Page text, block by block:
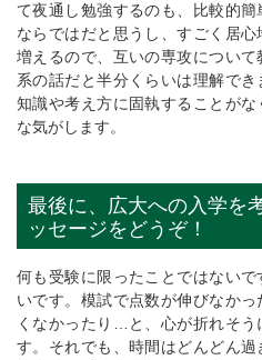
て夜通し勉強するのも、比較的
ならではだと思うし、すごく居
増えるので、互いの専攻につい
系の話だと半分くらいは理解で
知識や考え方に固執することが
な気がします。
最後に、広大への入学を
ッセージをどうぞ！
何も受験に限ったことではない
いです。模試で点数が伸びなか
くなかったり…と、心が折れそ
す。それでも、時間はどんどん